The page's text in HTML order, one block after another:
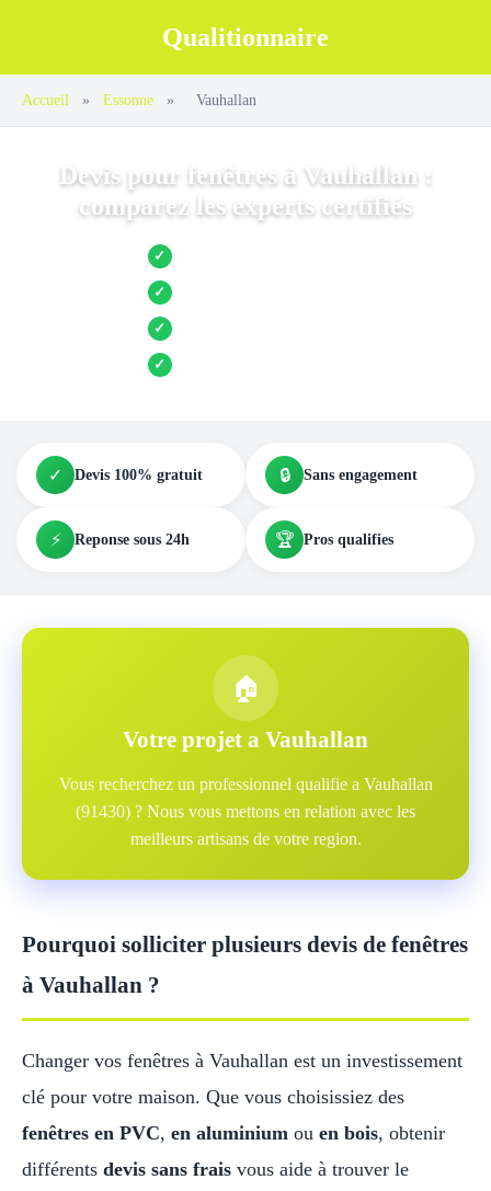
Qualitionnaire
Accueil » Essonne » Vauhallan
Devis pour fenêtres à Vauhallan :
comparez les experts certifiés
✓ Jusqu’à 3 devis comparés
✓ Entreprises locales vérifiées
✓ Pose garantie
✓ Aides et primes incluses
✓ Devis 100% gratuit 🔒 Sans engagement
⚡ Reponse sous 24h 🏆 Pros qualifies
🏠
Votre projet a Vauhallan
Vous recherchez un professionnel qualifie a Vauhallan
(91430) ? Nous vous mettons en relation avec les
meilleurs artisans de votre region.
Pourquoi solliciter plusieurs devis de fenêtres
à Vauhallan ?
Changer vos fenêtres à Vauhallan est un investissement
clé pour votre maison. Que vous choisissiez des
fenêtres en PVC, en aluminium ou en bois, obtenir
différents devis sans frais vous aide à trouver le